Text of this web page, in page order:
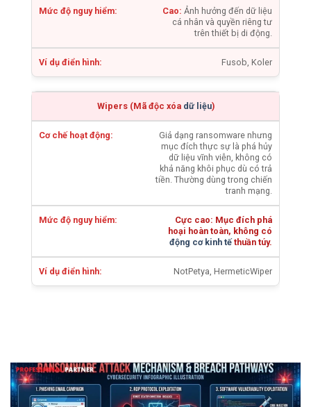
Cao: Ảnh hưởng đến dữ liệu
cá nhân và quyền riêng tư
trên thiết bị di động.
Fusob, Koler
Wipers (Mã độc xóa dữ liệu)
Giả dạng ransomware nhưng
mục đích thực sự là phá hủy
dữ liệu vĩnh viễn, không có
khả năng khôi phục dù có trả
tiền. Thường dùng trong chiến
tranh mạng.
Cực cao: Mục đích phá
hoại hoàn toàn, không có
động cơ kinh tếthuần túy.
NotPetya, HermeticWiper